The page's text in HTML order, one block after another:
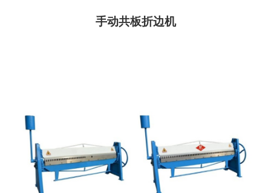
手动共板折边机